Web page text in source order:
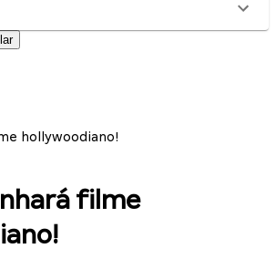
hollywoodiano!
filme